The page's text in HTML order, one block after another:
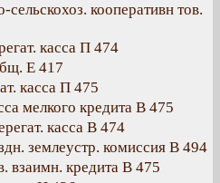
кооперативн тов.
касса П 474
Е 417
касса П 475
мелкого кредита В 475
касса В 474
землеустр. комиссия В 494
взаимн. кредита В 475